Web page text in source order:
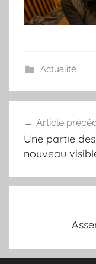
Actualité
de
l’article
Article
Une partie
nouveau